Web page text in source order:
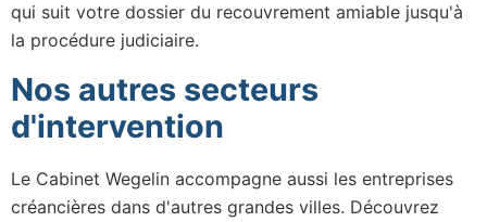
qui suit votre dossier du recouvrement amiable jusqu'à
la procédure judiciaire.
Nos autres secteurs
d'intervention
Le Cabinet Wegelin accompagne aussi les entreprises
créancières dans d'autres grandes villes. Découvrez